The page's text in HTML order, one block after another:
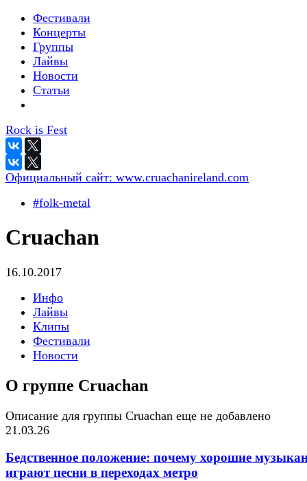
Фестивали
Концерты
Группы
Лайвы
Новости
Статьи
Rock is Fest
Официальный сайт: www.cruachanireland.com
#folk-metal
Cruachan
16.10.2017
Инфо
Лайвы
Клипы
Фестивали
Новости
О группе Cruachan
Описание для группы Cruachan еще не добавлено
21.03.26
Бедственное положение: почему хорошие
играют песни в переходах метро